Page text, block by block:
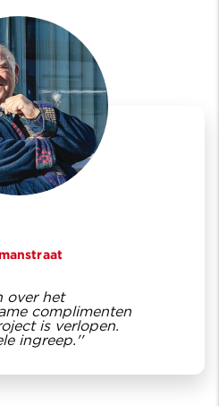
over het
complimenten
is verlopen.
ingreep.''